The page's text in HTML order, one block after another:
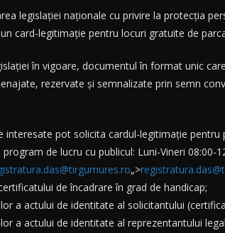
legislației naționale cu privire la protecția
card-legitimaţie pentru locuri gratuite de
în vigoare, documentul în format unic
rezervate şi semnalizate prin semn
interesate pot solicita cardul-legitimație
de lucru cu publicul: Luni-Vineri 08:00-
„>
de încadrare în grad de handicap;
a actului de identitate al solicitantului
a actului de identitate al reprezentantului